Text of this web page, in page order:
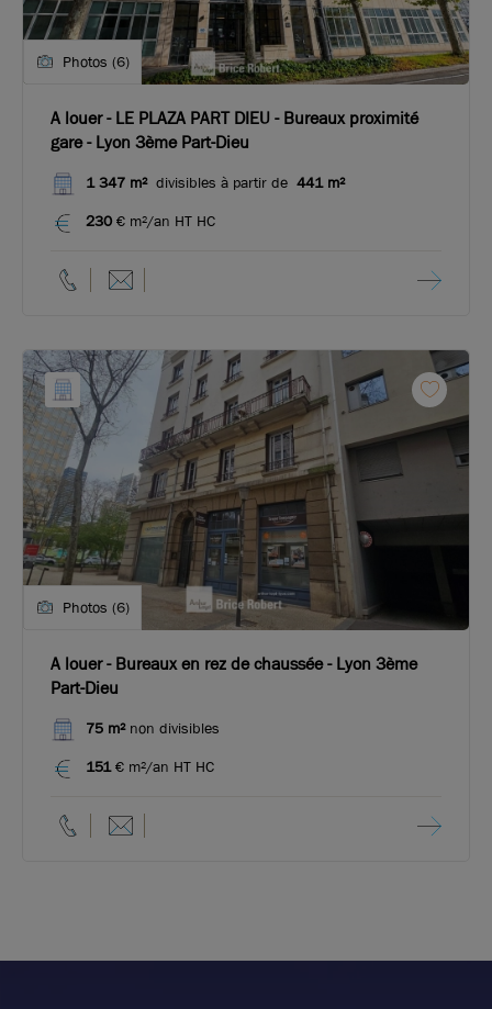
Photos (6)
A louer - LE PLAZA PART DIEU - Bureaux proximité
gare - Lyon 3ème Part-Dieu
1 347 m²divisibles à partir de 441 m²
230 € m²/an HT HC
Photos (6)
A louer - Bureaux en rez de chaussée - Lyon 3ème
Part-Dieu
75 m²non divisibles
151€ m²/an HT HC